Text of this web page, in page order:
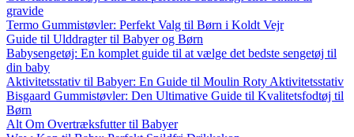
gravide
Termo Gummistøvler: Perfekt Valg til Børn i Koldt Vejr
Guide til Ulddragter til Babyer og Børn
Babysengetøj: En komplet guide til at vælge det bedste sengetøj til
din baby
Aktivitetsstativ til Babyer: En Guide til Moulin Roty Aktivitetsstativ
Bisgaard Gummistøvler: Den Ultimative Guide til Kvalitetsfodtøj til
Børn
Alt Om Overtræksfutter til Babyer